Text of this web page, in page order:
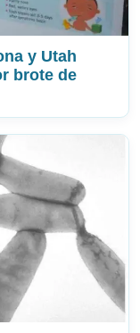
y Utah
brote de